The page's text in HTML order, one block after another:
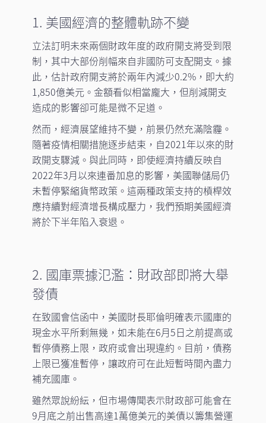
1. 美國經濟的整體軌跡不變
立法訂明未來兩個財政年度的政府開支將受到限
制，其中大部份削幅來自非國防可支配開支。據
此，估計政府開支將於兩年內減少0.2%，即大約
1,850億美元。金額看似相當龐大，但削減開支
造成的影響卻可能是微不足道。
然而，經濟展望維持不變，前景仍然充滿陰霾。
隨著疫情相關措施逐步結束，自2021年以來的財
政開支驟減。與此同時，即使經濟持續反映自
2022年3月以來連番加息的影響，美國聯儲局仍
未暫停緊縮貨幣政策。這兩種政策支持的槓桿效
應持續對經濟增長構成壓力，我們預期美國經濟
將於下半年陷入衰退。
2. 國庫票據氾濫：財政部即將大舉
發債
在致國會信函中，美國財長耶倫明確表示國庫的
現金水平所剩無幾，如未能在6月5日之前提高或
暫停債務上限，政府或會出現違約。目前，債務
上限已獲准暫停，讓政府可在此短暫時間內盡力
補充國庫。
雖然眾說紛紜，但市場傳聞表示財政部可能會在
9月底之前出售高達1萬億美元的美債以籌集營運